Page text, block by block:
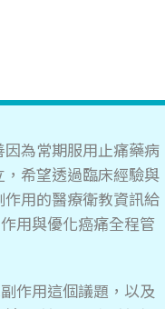
為常期服用止痛藥病
希望透過臨床經驗與
用的醫療衛教資訊給
用與優化癌痛全程管
作用這個議題，以及